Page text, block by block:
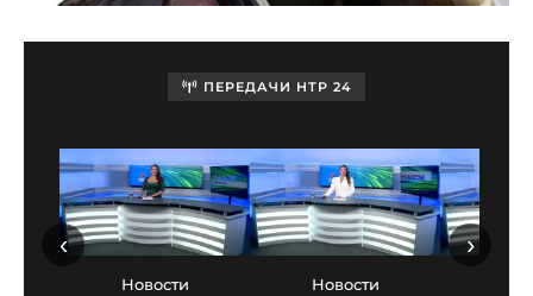
ПЕРЕДАЧИ НТР 24
Новости
Новости
‹ ›